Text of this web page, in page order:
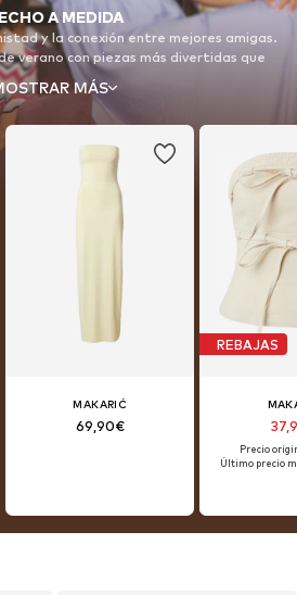
A MEDIDA
y la conexión entre mejores amigas.
verano con piezas más divertidas que
sí. Vestidos cómodos, conjuntos ligeros,
crean looks modernos y relajados,
también para ocasiones especiales del
MÁS
MAKARIĆ
69,90€
REBAJAS
Precio
Último precio